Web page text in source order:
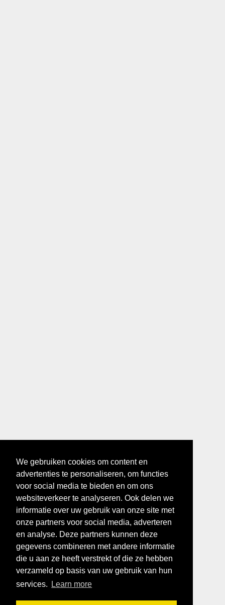
We gebruiken cookies om content en
advertenties te personaliseren, om functies
voor social media te bieden en om ons
websiteverkeer te analyseren. Ook delen we
informatie over uw gebruik van onze site met
onze partners voor social media, adverteren
en analyse. Deze partners kunnen deze
gegevens combineren met andere informatie
die u aan ze heeft verstrekt of die ze hebben
verzameld op basis van uw gebruik van hun
services.
Learn more